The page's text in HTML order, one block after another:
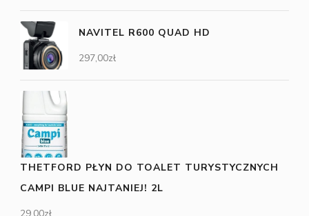
NAVITEL R600 QUAD HD
297,00zł
THETFORD PŁYN DO TOALET TURYSTYCZNYCH
CAMPI BLUE NAJTANIEJ! 2L
29,00zł